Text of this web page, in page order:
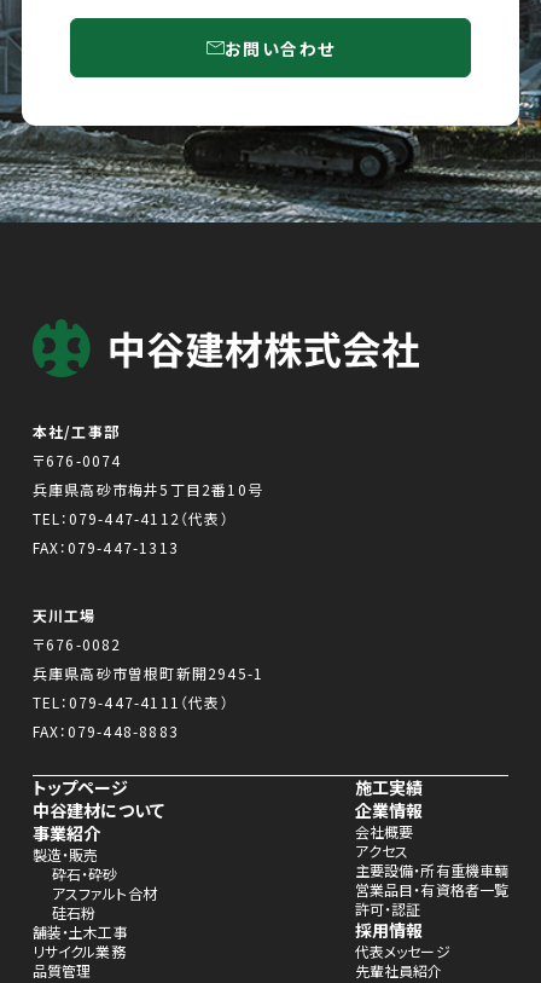
お問い合わせ
本社/工事部
〒676-0074
兵庫県高砂市梅井5丁目2番10号
TEL：079-447-4112 （代表）
FAX：079-447-1313
天川工場
〒676-0082
兵庫県高砂市曽根町新開2945-1
TEL：079-447-4111 （代表）
FAX：079-448-8883
トップページ
中谷建材について
事業紹介
製造・販売
砕石・砕砂
アスファルト合材
硅石粉
舗装・土木工事
リサイクル業務
品質管理
施工実績
企業情報
会社概要
アクセス
主要設備・所有重機車輌
営業品目・有資格者一覧
許可・認証
採用情報
代表メッセージ
先輩社員紹介